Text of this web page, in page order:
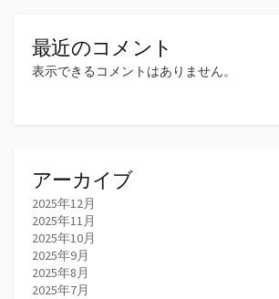
最近のコメント
表示できるコメントはありません。
アーカイブ
2025年12月
2025年11月
2025年10月
2025年9月
2025年8月
2025年7月